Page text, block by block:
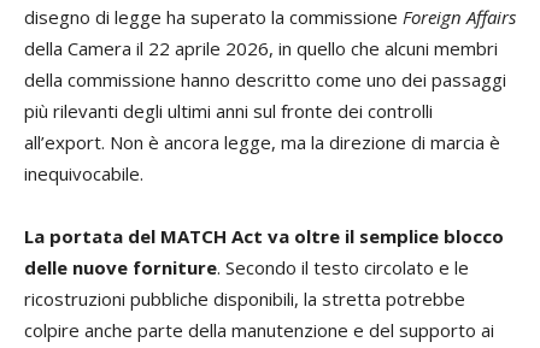
disegno di legge ha superato la commissione Foreign Affairs
della Camera il 22 aprile 2026, in quello che alcuni membri
della commissione hanno descritto come uno dei passaggi
più rilevanti degli ultimi anni sul fronte dei controlli
all’export. Non è ancora legge, ma la direzione di marcia è
inequivocabile.
La portata del MATCH Act va oltre il semplice blocco
delle nuove forniture. Secondo il testo circolato e le
ricostruzioni pubbliche disponibili, la stretta potrebbe
colpire anche parte della manutenzione e del supporto ai